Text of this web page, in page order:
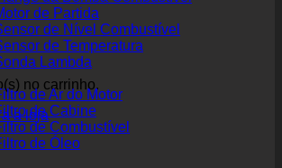
no carrinho.
a loja
de Partida
de Nível Combustível
de Temperatura
Lambda
de Ar do Motor
de Cabine
de Combustível
de Óleo